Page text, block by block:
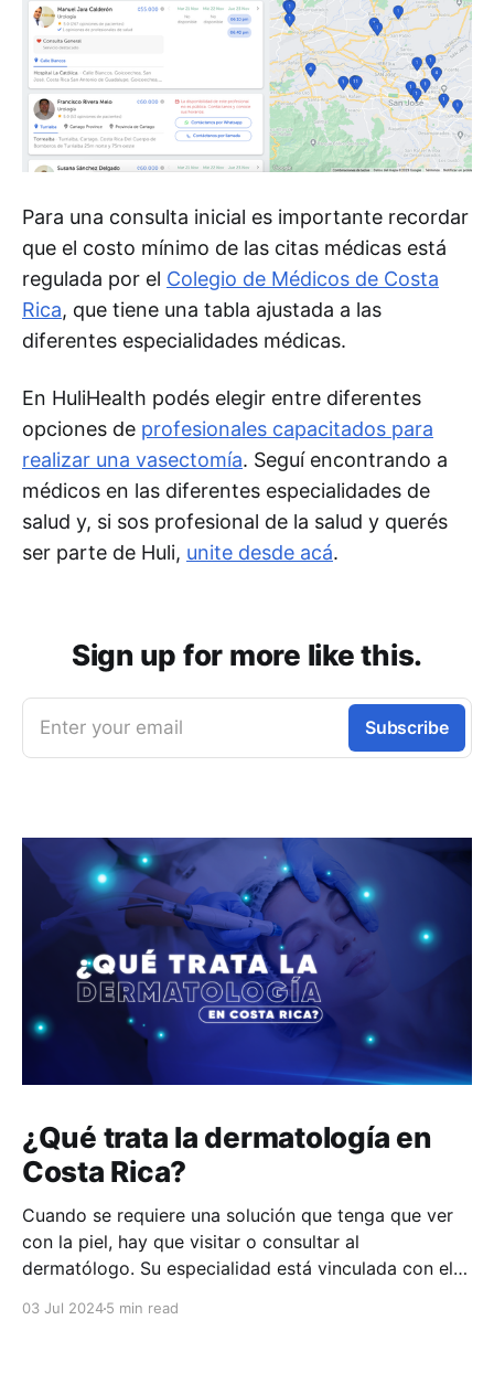
Para una consulta inicial es importante recordar
que el costo mínimo de las citas médicas está
regulada por el Colegio de Médicos de Costa
Rica, que tiene una tabla ajustada a las
diferentes especialidades médicas.
En HuliHealth podés elegir entre diferentes
opciones de profesionales capacitados para
realizar una vasectomía. Seguí encontrando a
médicos en las diferentes especialidades de
salud y, si sos profesional de la salud y querés
ser parte de Huli, unite desde acá.
Sign up for more like this.
Enter your email Subscribe
¿Qué trata la dermatología en
Costa Rica?
Cuando se requiere una solución que tenga que ver
con la piel, hay que visitar o consultar al
dermatólogo. Su especialidad está vinculada con el
03 Jul 20245 min read